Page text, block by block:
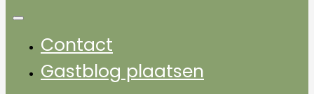
Contact
Gastblog plaatsen